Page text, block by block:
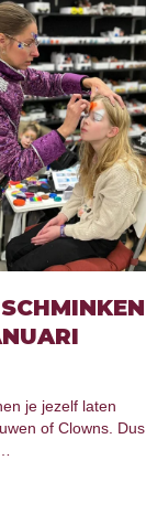
je jezelf laten
of Clowns. Dus